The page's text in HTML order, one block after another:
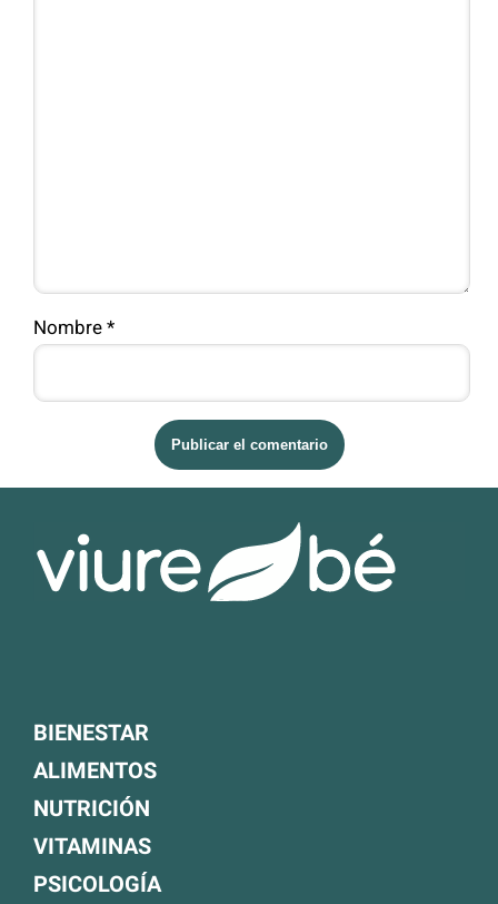
Nombre *
BIENESTAR
ALIMENTOS
NUTRICIÓN
VITAMINAS
PSICOLOGÍA